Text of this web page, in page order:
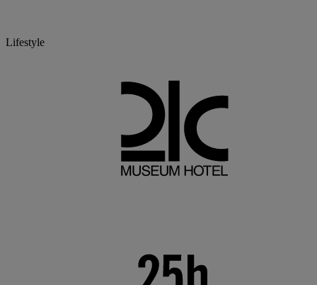
Lifestyle